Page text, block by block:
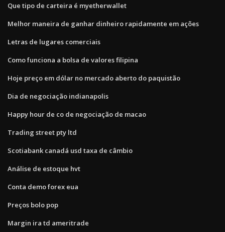
Que tipo de carteira é myetherwallet
Melhor maneira de ganhar dinheiro rapidamente em ações
Letras de lugares comerciais
Como funciona a bolsa de valores filipina
Hoje preço em dólar no mercado aberto do paquistão
Dia de negociação indianapolis
Happy hour de co de negociação de macao
Trading street pty ltd
Scotiabank canadá usd taxa de câmbio
Análise de estoque hvt
Conta demo forex eua
Preços bolo pop
Margin ira td ameritrade